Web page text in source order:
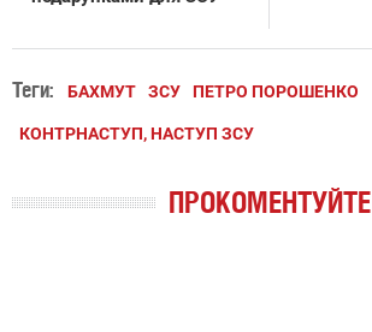
Теги: БАХМУТ ЗСУ ПЕТРО ПОРОШЕНКО
КОНТРНАСТУП, НАСТУП ЗСУ
ПРОКОМЕНТУЙТЕ